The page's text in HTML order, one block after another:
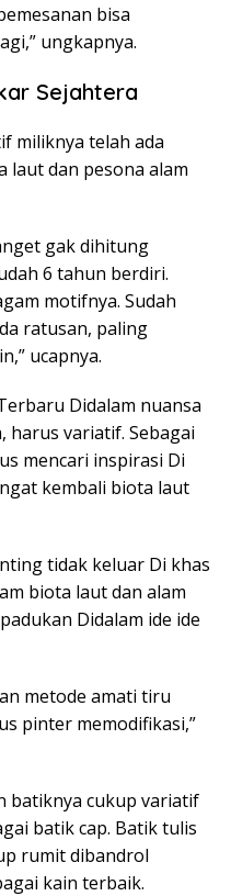
bisa
ungkapnya.
Sejahtera
miliknya telah ada
laut dan pesona alam
gak dihitung
6 tahun berdiri.
motifnya. Sudah
ratusan, paling
ucapnya.
Didalam nuansa
harus variatif. Sebagai
mencari inspirasi Di
kembali biota laut
tidak keluar Di khas
biota laut dan alam
Didalam ide ide
metode amati tiru
pinter memodifikasi,”
batiknya cukup variatif
batik cap. Batik tulis
rumit dibandrol
kain terbaik.